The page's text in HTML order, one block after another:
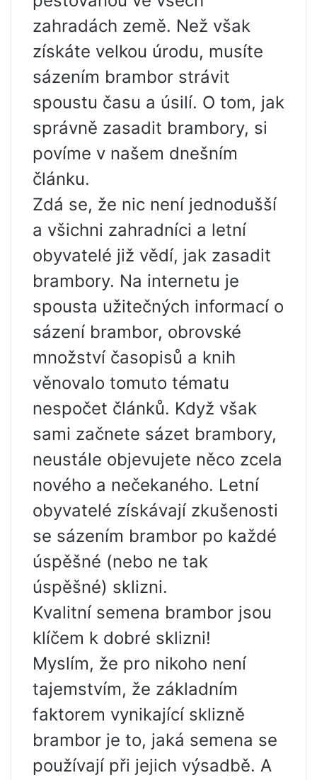
zahradách země. Než však
získáte velkou úrodu, musíte
sázením brambor strávit
spoustu času a úsilí. O tom, jak
správně zasadit brambory, si
povíme v našem dnešním
článku.
Zdá se, že nic není jednodušší
a všichni zahradníci a letní
obyvatelé již vědí, jak zasadit
brambory. Na internetu je
spousta užitečných informací o
sázení brambor, obrovské
množství časopisů a knih
věnovalo tomuto tématu
nespočet článků. Když však
sami začnete sázet brambory,
neustále objevujete něco zcela
nového a nečekaného. Letní
obyvatelé získávají zkušenosti
se sázením brambor po každé
úspěšné (nebo ne tak
úspěšné) sklizni.
Kvalitní semena brambor jsou
klíčem k dobré sklizni!
Myslím, že pro nikoho není
tajemstvím, že základním
faktorem vynikající sklizně
brambor je to, jaká semena se
používají při jejich výsadbě. A